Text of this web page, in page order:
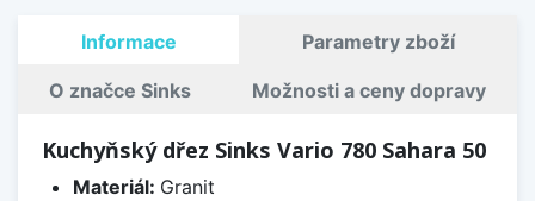
Informace Parametry zboží
O značce Sinks Možnosti a ceny dopravy
Kuchyňský dřez Sinks Vario 780 Sahara 50
Materiál: Granit